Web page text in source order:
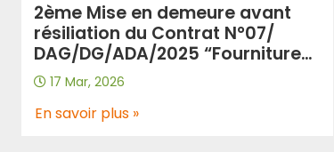
2ème Mise en demeure avant
résiliation du Contrat N°07/
DAG/DG/ADA/2025 “Fourniture
et livraison des produits
d’entretiens et d’hygiènes au
profit de l’EPIC/ADA”.
17 Mar, 2026
En savoir plus »